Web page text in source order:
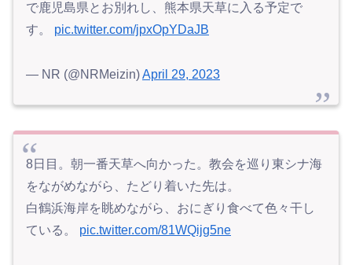
で鹿児島県とお別れし、熊本県天草に入る予定で
す。 pic.twitter.com/jpxOpYDaJB
— NR (@NRMeizin)April 29, 2023
8日目。朝一番天草へ向かった。教会を巡り東シナ海
をながめながら、たどり着いた先は。
白鶴浜海岸を眺めながら、おにぎり食べて色々干し
ている。 pic.twitter.com/81WQijg5ne